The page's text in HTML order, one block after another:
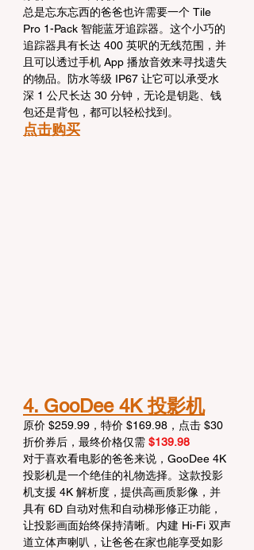
总是忘东忘西的爸爸也许需要一个 Tile
Pro 1-Pack 智能蓝牙追踪器。这个小巧的
追踪器具有长达 400 英呎的无线范围，并
且可以透过手机 App 播放音效来寻找遗失
的物品。防水等级 IP67 让它可以承受水
深 1 公尺长达 30 分钟，无论是钥匙、钱
包还是背包，都可以轻松找到。
点击购买
4. GooDee 4K 投影机
原价 $259.99，特价 $169.98，点击 $30
折价券后，最终价格仅需 $139.98
对于喜欢看电影的爸爸来说，GooDee 4K
投影机是一个绝佳的礼物选择。这款投影
机支援 4K 解析度，提供高画质影像，并
具有 6D 自动对焦和自动梯形修正功能，
让投影画面始终保持清晰。内建 Hi-Fi 双声
道立体声喇叭，让爸爸在家也能享受如影